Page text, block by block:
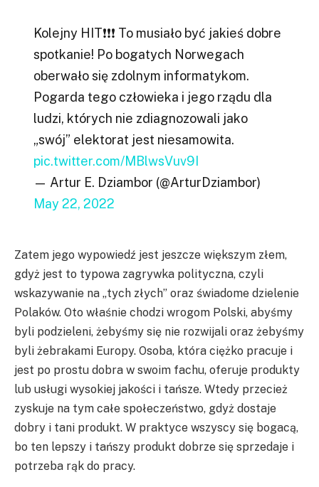
Kolejny HIT❗️❗️❗️ To musiało być jakieś dobre
spotkanie! Po bogatych Norwegach
oberwało się zdolnym informatykom.
Pogarda tego człowieka i jego rządu dla
ludzi, których nie zdiagnozowali jako
„swój” elektorat jest niesamowita.
pic.twitter.com/MBlwsVuv9I
— Artur E. Dziambor (@ArturDziambor)
May 22, 2022
Zatem jego wypowiedź jest jeszcze większym złem,
gdyż jest to typowa zagrywka polityczna, czyli
wskazywanie na „tych złych” oraz świadome dzielenie
Polaków. Oto właśnie chodzi wrogom Polski, abyśmy
byli podzieleni, żebyśmy się nie rozwijali oraz żebyśmy
byli żebrakami Europy. Osoba, która ciężko pracuje i
jest po prostu dobra w swoim fachu, oferuje produkty
lub usługi wysokiej jakości i tańsze. Wtedy przecież
zyskuje na tym całe społeczeństwo, gdyż dostaje
dobry i tani produkt. W praktyce wszyscy się bogacą,
bo ten lepszy i tańszy produkt dobrze się sprzedaje i
potrzeba rąk do pracy.